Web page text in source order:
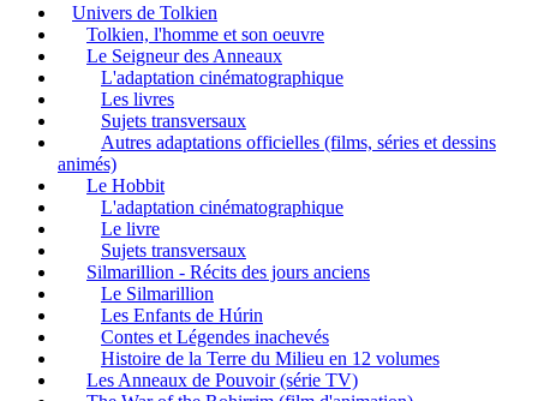
Univers de Tolkien
Tolkien, l'homme et son oeuvre
Le Seigneur des Anneaux
L'adaptation cinématographique
Les livres
Sujets transversaux
Autres adaptations officielles (films, séries et dessins
animés)
Le Hobbit
L'adaptation cinématographique
Le livre
Sujets transversaux
Silmarillion - Récits des jours anciens
Le Silmarillion
Les Enfants de Húrin
Contes et Légendes inachevés
Histoire de la Terre du Milieu en 12 volumes
Les Anneaux de Pouvoir (série TV)